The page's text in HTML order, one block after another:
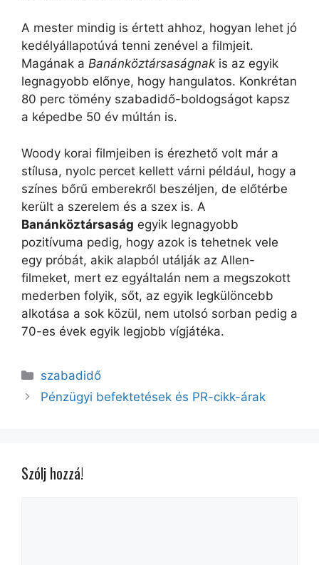
A mester mindig is értett ahhoz, hogyan lehet jó
kedélyállapotúvá tenni zenével a filmjeit.
Magának a Banánköztársaságnak is az egyik
legnagyobb előnye, hogy hangulatos. Konkrétan
80 perc tömény szabadidő-boldogságot kapsz
a képedbe 50 év múltán is.
Woody korai filmjeiben is érezhető volt már a
stílusa, nyolc percet kellett várni például, hogy a
színes bőrű emberekről beszéljen, de előtérbe
került a szerelem és a szex is. A
Banánköztársaság egyik legnagyobb
pozitívuma pedig, hogy azok is tehetnek vele
egy próbát, akik alapból utálják az Allen-
filmeket, mert ez egyáltalán nem a megszokott
mederben folyik, sőt, az egyik legkülöncebb
alkotása a sok közül, nem utolsó sorban pedig a
70-es évek egyik legjobb vígjátéka.
Kategória
szabadidő
Bejegyzés
Pénzügyi befektetések és PR-cikk-árak
Szólj hozzá!